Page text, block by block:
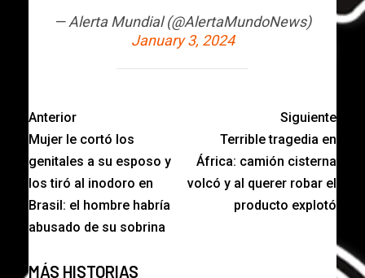
— Alerta Mundial (@AlertaMundoNews)
January 3, 2024
Anterior
Mujer le cortó los
genitales a su esposo y
los tiró al inodoro en
Brasil: el hombre habría
abusado de su sobrina
Siguiente
Terrible tragedia en
África: camión cisterna
volcó y al querer robar el
producto explotó
MÁS HISTORIAS